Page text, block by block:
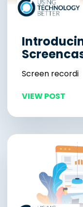
Screen recordi
VIEW POST